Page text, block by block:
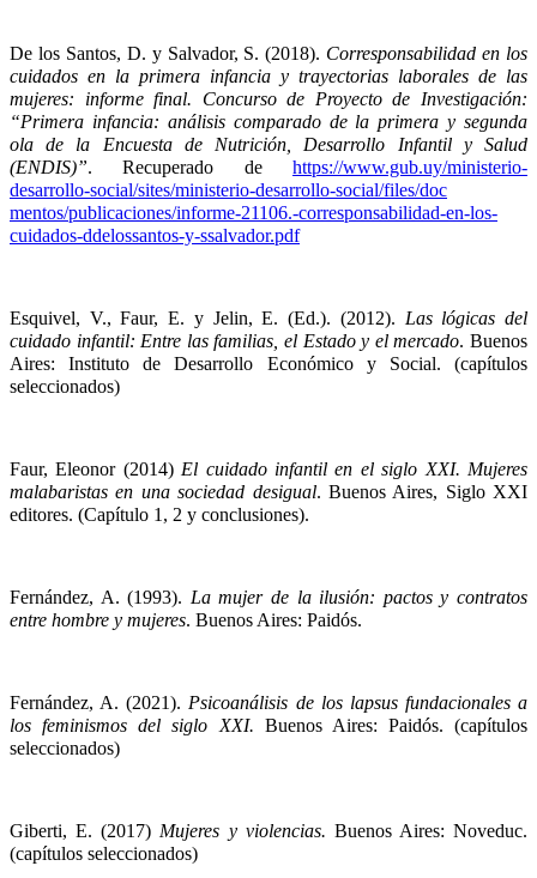
De los Santos, D. y Salvador, S. (2018). Corresponsabilidad en los
cuidados en la primera infancia y trayectorias laborales de las
mujeres: informe final. Concurso de Proyecto de Investigación:
“Primera infancia: análisis comparado de la primera y segunda
ola de la Encuesta de Nutrición, Desarrollo Infantil y Salud
(ENDIS)”. Recuperado de https://www.gub.uy/ministerio-
desarrollo-social/sites/ministerio-desarrollo-social/files/doc
mentos/publicaciones/informe-21106.-corresponsabilidad-en-los-
cuidados-ddelossantos-y-ssalvador.pdf
Esquivel, V., Faur, E. y Jelin, E. (Ed.). (2012). Las lógicas del
cuidado infantil: Entre las familias, el Estado y el mercado. Buenos
Aires: Instituto de Desarrollo Económico y Social. (capítulos
seleccionados)
Faur, Eleonor (2014) El cuidado infantil en el siglo XXI. Mujeres
malabaristas en una sociedad desigual. Buenos Aires, Siglo XXI
editores. (Capítulo 1, 2 y conclusiones).
Fernández, A. (1993). La mujer de la ilusión: pactos y contratos
entre hombre y mujeres. Buenos Aires: Paidós.
Fernández, A. (2021). Psicoanálisis de los lapsus fundacionales a
los feminismos del siglo XXI. Buenos Aires: Paidós. (capítulos
seleccionados)
Giberti, E. (2017) Mujeres y violencias. Buenos Aires: Noveduc.
(capítulos seleccionados)